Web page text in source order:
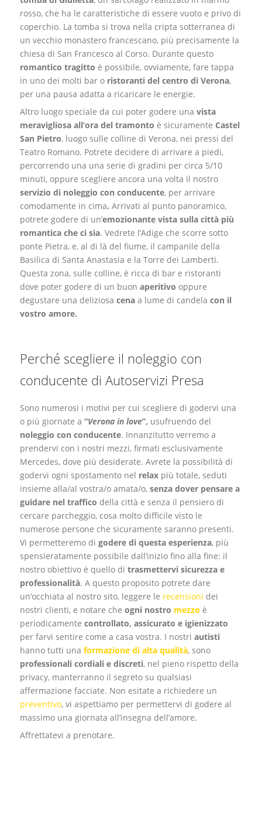
rosso, che ha le caratteristiche di essere vuoto e privo di
coperchio. La tomba si trova nella cripta sotterranea di
un vecchio monastero francescano, più precisamente la
chiesa di San Francesco al Corso. Durante questo
romantico tragitto è possibile, ovviamente, fare tappa
in uno dei molti bar o ristoranti del centro di Verona,
per una pausa adatta a ricaricare le energie.
Altro luogo speciale da cui poter godere unavista
meravigliosa all’ora del tramonto è sicuramente Castel
San Pietro, luogo sulle colline di Verona, nei pressi del
Teatro Romano. Potrete decidere di arrivare a piedi,
percorrendo una una serie di gradini per circa 5/10
minuti, oppure scegliere ancora una volta il nostro
servizio di noleggio con conducente, per arrivare
comodamente in cima. Arrivati al punto panoramico,
potrete godere di un’emozionante vista sulla città più
romantica che ci sia. Vedrete l’Adige che scorre sotto
ponte Pietra, e, al di là del fiume, il campanile della
Basilica di Santa Anastasia e la Torre dei Lamberti.
Questa zona, sulle colline, è ricca di bar e ristoranti
dove poter godere di un buonaperitivooppure
degustare una deliziosacenaa lume di candela con il
vostro amore.
Perché scegliere il noleggio con
conducente di Autoservizi Presa
Sono numerosi i motivi per cui scegliere di godervi una
o più giornate a“Verona in love”, usufruendo del
noleggio con conducente. Innanzitutto verremo a
prendervi con i nostri mezzi, firmati esclusivamente
Mercedes, dove più desiderate. Avrete la possibilità di
godervi ogni spostamento nel relax più totale, seduti
insieme alla/al vostra/o amata/o,senza dover pensare a
guidare nel traffico della città e senza il pensiero di
cercare parcheggio, cosa molto difficile visto le
numerose persone che sicuramente saranno presenti.
Vi permetteremo digodere di questa esperienza, più
spensieratamente possibile dall’inizio fino alla fine: il
nostro obiettivo è quello ditrasmettervisicurezza e
professionalità. A questo proposito potrete dare
un’occhiata al nostro sito, leggere le recensioni dei
nostri clienti, e notare cheogni nostro mezzo è
periodicamentecontrollato, assicurato e igienizzato
per farvi sentire come a casa vostra. I nostriautisti
hanno tutti unaformazione dialta qualità, sono
professionali cordiali e discreti, nel pieno rispetto della
privacy, manterranno il segreto su qualsiasi
affermazione facciate. Non esitate a richiedere un
preventivo, vi aspettiamo per permettervi di godere al
massimo una giornata all’insegna dell’amore.
Affrettatevi a prenotare.